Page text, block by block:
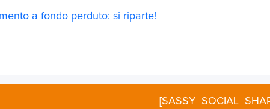
a fondo perduto: si riparte!